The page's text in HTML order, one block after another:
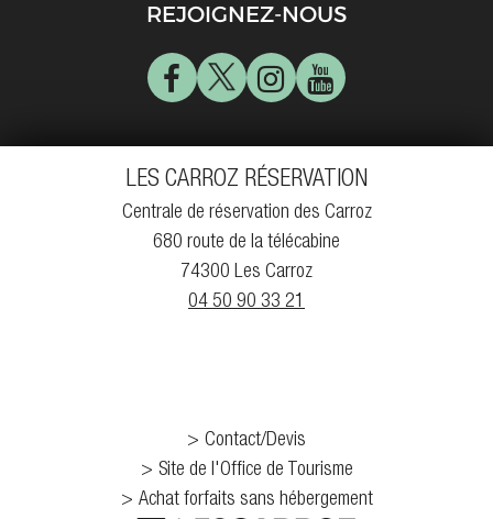
REJOIGNEZ-NOUS
LES CARROZ RÉSERVATION
Centrale de réservation des Carroz
680 route de la télécabine
74300 Les Carroz
04 50 90 33 21
Contact/Devis
Site de l'Office de Tourisme
Achat forfaits sans hébergement